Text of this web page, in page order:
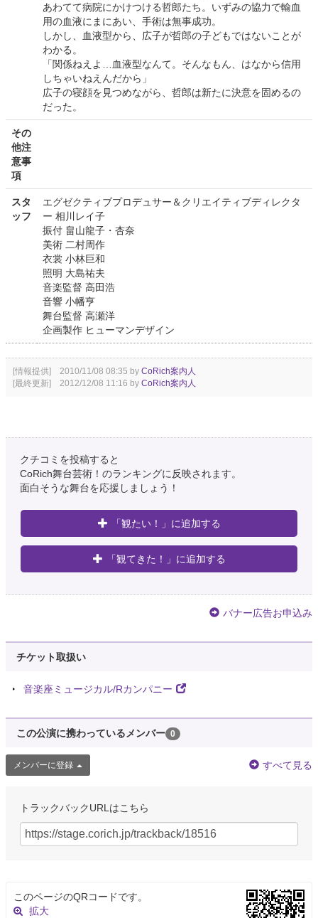
あわてて病院にかけつける哲郎たち。いずみの協力で輸血
用の血液にまにあい、手術は無事成功。
しかし、血液型から、広子が哲郎の子どもではないことが
わかる。
「関係ねえよ…血液型なんて。そんなもん、はなから信用
しちゃいねえんだから」
広子の寝顔を見つめながら、哲郎は新たに決意を固めるの
だった。
その
他注
意事
項
スタ
ッフ
エグゼクティブプロデュサー＆クリエイティブディレクタ
ー 相川レイ子
振付 畠山龍子・杏奈
美術 二村周作
衣裳 小林巨和
照明 大島祐夫
音楽監督 高田浩
音響 小幡亨
舞台監督 高瀬洋
企画製作 ヒューマンデザイン
[情報提供] 2010/11/08 08:35 by CoRich案内人
[最終更新] 2012/12/08 11:16 by CoRich案内人
クチコミを投稿すると
CoRich舞台芸術！のランキングに反映されます。
面白そうな舞台を応援しましょう！
「観たい！」に追加する
「観てきた！」に追加する
バナー広告お申込み
チケット取扱い
音楽座ミュージカル/Rカンパニー
この公演に携わっているメンバー 0
メンバーに登録 すべて見る
トラックバックURLはこちら
このページのQRコードです。
拡大